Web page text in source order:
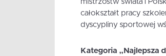
mistrzostw świata i
całokształt pracy
dyscypliny sportowej
Kategoria „Najlepsza